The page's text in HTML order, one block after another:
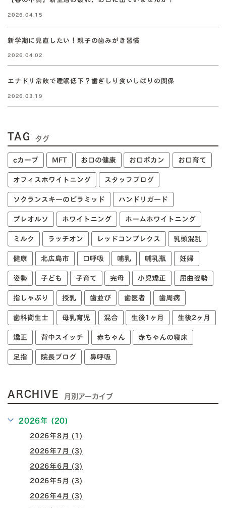
2026.04.15
新学期に見直したい！親子の歯みがき習慣
2026.04.02
エナドリ常飲で睡眠低下？歯ぎしり食いしばりの関係
2026.03.19
TAG タグ
cカーブ MFT お口の健康 お口ポカン お口育て
オフィスホワイトニング スタッフブログ
ソクランスキーのピラミッド ハンドリガード
プレオルソ ホワイトニング ホームホワイトニング
ミルク ラッチオン レッドコンプレクス 乳頭混乱
健康 北広島市 口呼吸 哺乳 哺乳瓶 妊婦
姿勢 子ども 子育て 完母 小児矯正 屈曲姿勢
指しゃぶり 授乳 歯並び 歯医者 歯周病
歯科衛生士 母乳育児 混合 生後1ヶ月 生後2ヶ月
矯正 背中スイッチ 赤ちゃん 赤ちゃんの寝床
足指 院長ブログ 鼻呼吸
ARCHIVE 月別アーカイブ
2026年 (20)
2026年8月 (1)
2026年7月 (3)
2026年6月 (3)
2026年5月 (3)
2026年4月 (3)